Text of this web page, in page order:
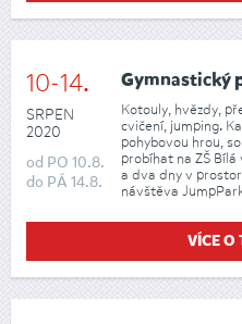
10-14.
SRPEN
2020
od PO 10.8.
do PÁ 14.8.
Gymnastický
Kotouly, hvězdy,
cvičení, jumping.
pohybovou hrou,
probíhat na ZŠ
a dva dny v
návštěva
VÍCE O